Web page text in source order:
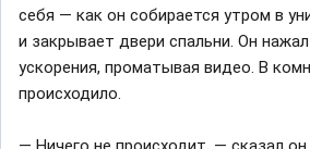
себя — как он собирается утром в
и закрывает двери спальни. Он
ускорения, проматывая видео. В
происходило.